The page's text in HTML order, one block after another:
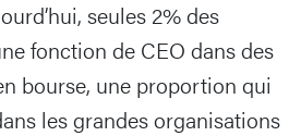
seules 2% des
fonction de CEO dans des
bourse, une proportion qui
les grandes organisations